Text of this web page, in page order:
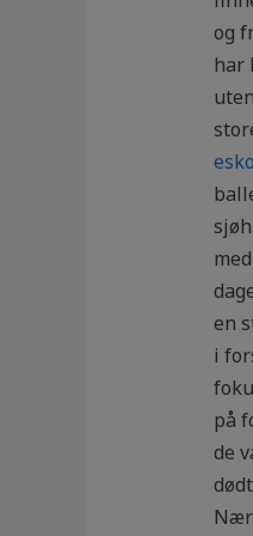
og
har
en
i
på
de